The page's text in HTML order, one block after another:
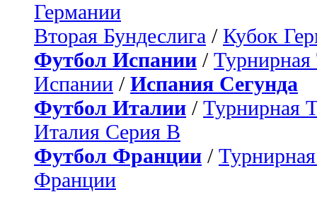
Германии
Вторая Бундеслига / Кубок
Футбол Испании / Турнирная
Испании / Испания Сегунда
Футбол Италии / Турнирная
Италия Серия B
Футбол Франции /
Франции